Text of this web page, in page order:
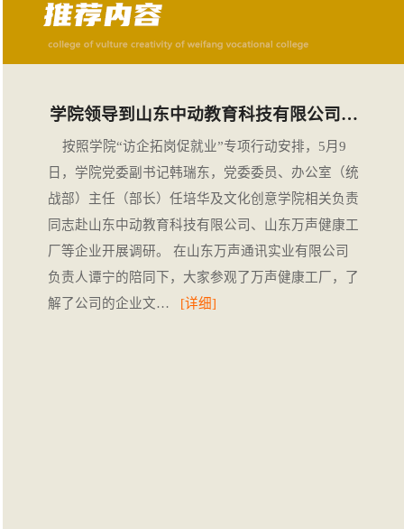
学院领导到山东中动教育科技有限公司…
按照学院“访企拓岗促就业”专项行动安排，5月9
日，学院党委副书记韩瑞东，党委委员、办公室（统
战部）主任（部长）任培华及文化创意学院相关负责
同志赴山东中动教育科技有限公司、山东万声健康工
厂等企业开展调研。 在山东万声通讯实业有限公司
负责人谭宁的陪同下，大家参观了万声健康工厂，了
解了公司的企业文…
[详细]